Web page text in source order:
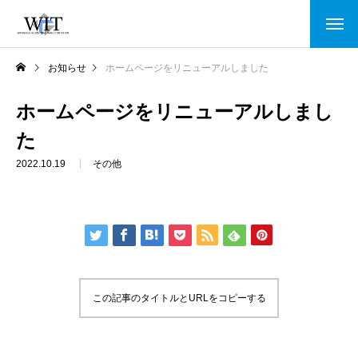
お知らせ ホームページをリニューアルしました
ホームページをリニューアルしまし
た
2022.10.19 その他
この記事のタイトルとURLをコピーする